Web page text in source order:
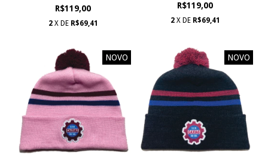
R$119,00
2 X DE R$69,41
R$119,00
2 X DE R$69,41
NOVO NOVO